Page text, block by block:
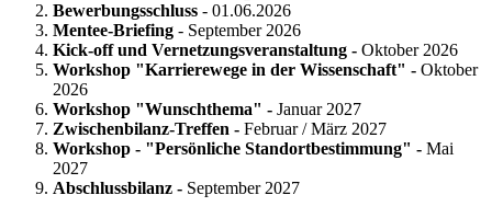
Bewerbungsschluss - 01.06.2026
Mentee-Briefing - September 2026
Kick-off und Vernetzungsveranstaltung - Oktober 2026
Workshop "Karrierewege in der Wissenschaft" - Oktober
2026
Workshop "Wunschthema" - Januar 2027
Zwischenbilanz-Treffen - Februar / März 2027
Workshop - "Persönliche Standortbestimmung" - Mai
2027
Abschlussbilanz - September 2027